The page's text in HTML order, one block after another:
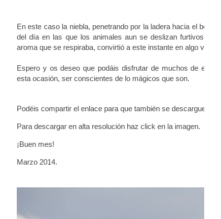
En este caso la niebla, penetrando por la ladera hacia el
del día en las que los animales aun se deslizan furtivos
aroma que se respiraba, convirtió a este instante en algo
Espero y os deseo que podáis disfrutar de muchos de
esta ocasión, ser conscientes de lo mágicos que son.
Podéis compartir el enlace para que también se descarguen
Para descargar en alta resolución haz click en la imagen.
¡Buen mes!
Marzo 2014.